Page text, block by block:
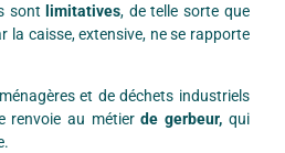
sont limitatives, de telle sorte que
la caisse, extensive, ne se rapporte
et de déchets industriels
renvoie au métierde gerbeur,qui